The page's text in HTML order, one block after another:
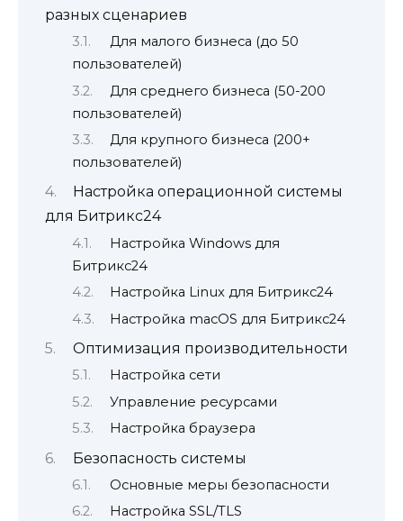
разных сценариев
Для малого бизнеса (до 50
пользователей)
Для среднего бизнеса (50-200
пользователей)
Для крупного бизнеса (200+
пользователей)
Настройка операционной системы
для Битрикс24
Настройка Windows для
Битрикс24
Настройка Linux для Битрикс24
Настройка macOS для Битрикс24
Оптимизация производительности
Настройка сети
Управление ресурсами
Настройка браузера
Безопасность системы
Основные меры безопасности
Настройка SSL/TLS